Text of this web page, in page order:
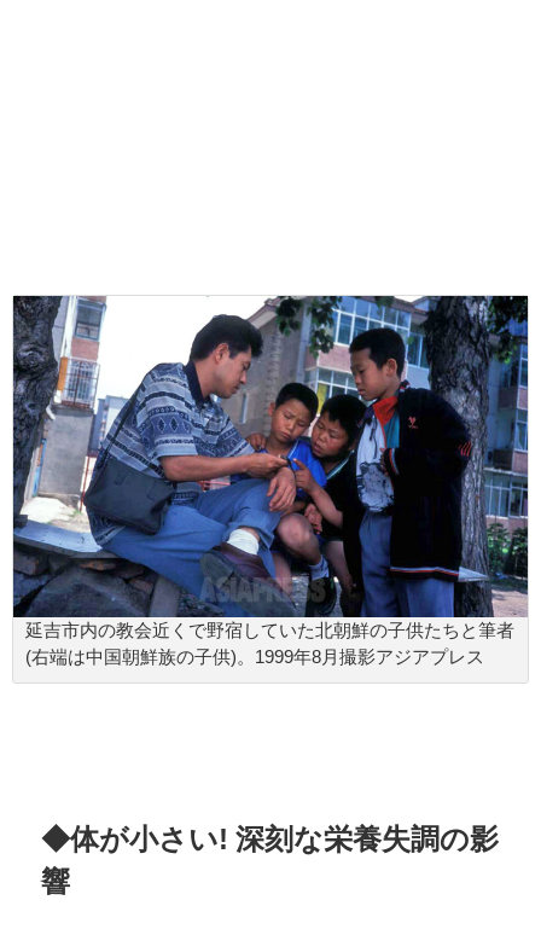
延吉市内の教会近くで野宿していた北朝鮮の子供たちと筆者
(右端は中国朝鮮族の子供)。1999年8月撮影アジアプレス
◆体が小さい! 深刻な栄養失調の影
響